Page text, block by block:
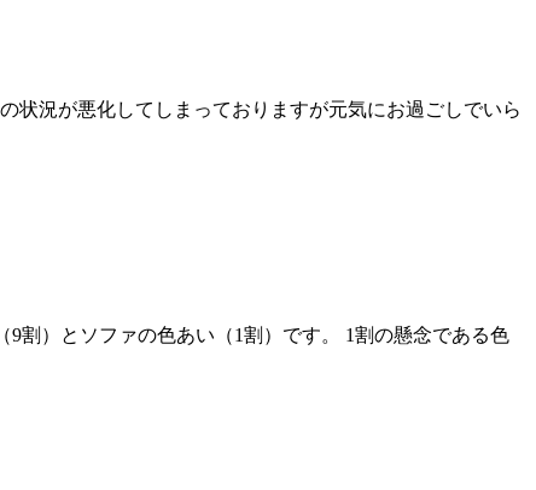
状況が悪化してしまっておりますが元気にお過ごしでいら
割）とソファの色あい（1割）です。 1割の懸念である色